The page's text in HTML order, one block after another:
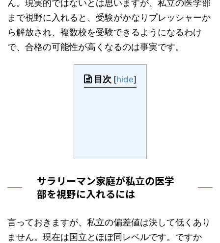
ん。現実的ではないとは思いますが、私立の医学部
まで視野に入れると、受験がかなりプレッシャーか
ら解放され、複数校を受験できるようになるわけ
で、合格の可能性が高くなるのは事実です。
目次 [hide]
サラリーマン家庭が私立の医学
部を視野に入れるには
言っておきますが、私立の偏差値は決して低くあり
ません。現在は国立とほぼ同レベルです。ですか